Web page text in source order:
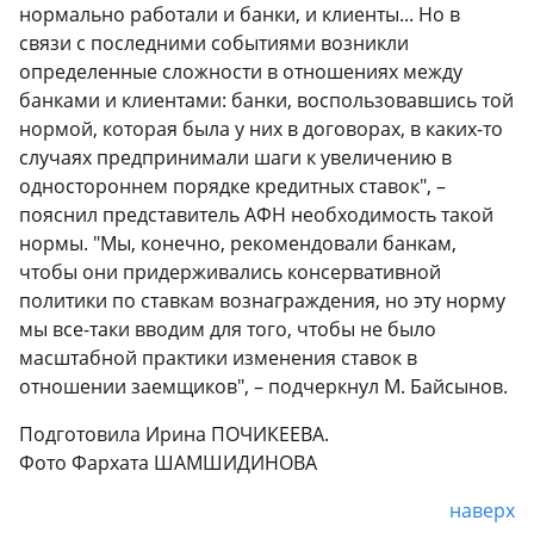
нормально работали и банки, и клиенты... Но в
связи с последними событиями возникли
определенные сложности в отношениях между
банками и клиентами: банки, воспользовавшись той
нормой, которая была у них в договорах, в каких-то
случаях предпринимали шаги к увеличению в
одностороннем порядке кредитных ставок", –
пояснил представитель АФН необходимость такой
нормы. "Мы, конечно, рекомендовали банкам,
чтобы они придерживались консервативной
политики по ставкам вознаграждения, но эту норму
мы все-таки вводим для того, чтобы не было
масштабной практики изменения ставок в
отношении заемщиков", – подчеркнул М. Байсынов.
Подготовила Ирина ПОЧИКЕЕВА.
Фото Фархата ШАМШИДИНОВА
наверх